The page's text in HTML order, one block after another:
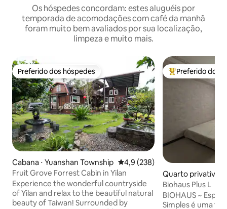
Os hóspedes concordam: estes aluguéis por
temporada de acomodações com café da manhã
foram muito bem avaliados por sua localização,
limpeza e muito mais.
Preferido dos hóspedes
Preferido dos hóspedes
Cabana ⋅ Yuanshan Township 4,9 de uma avaliação média de
4,9 (238)
Fruit Grove Forrest Cabin in Yilan
Experience the wonderful countryside
of Yilan and relax to the beautiful natural
beauty of Taiwan! Surrounded by
Entre os
Preferido dos
Quarto privativo ⋅
Biohaus Plus L
BIOHAUS ~
Simples é uma felicidade